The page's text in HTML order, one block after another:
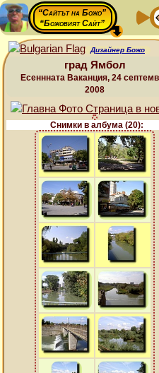
“Сайтът на Божо”
“Божовият Сайт”
Дизайнер Божо
град Ямбол
Есеннната Ваканция, 24
2008
Снимки в албума (20):